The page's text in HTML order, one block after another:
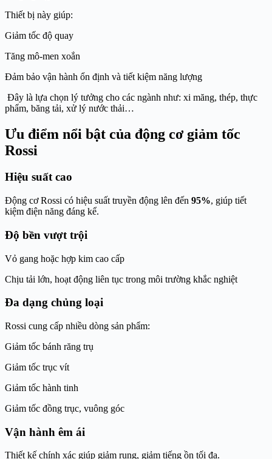
Thiết bị này giúp:
Giảm tốc độ quay
Tăng mô-men xoắn
Đảm bảo vận hành ổn định và tiết kiệm năng lượng
Đây là lựa chọn lý tưởng cho các ngành như: xi măng, thép, thực
phẩm, băng tải, xử lý nước thải…
Ưu điểm nổi bật của động cơ giảm tốc
Rossi
Hiệu suất cao
Động cơ Rossi có hiệu suất truyền động lên đến 95%, giúp tiết
kiệm điện năng đáng kể.
Độ bền vượt trội
Vỏ gang hoặc hợp kim cao cấp
Chịu tải lớn, hoạt động liên tục trong môi trường khắc nghiệt
Đa dạng chủng loại
Rossi cung cấp nhiều dòng sản phẩm:
Giảm tốc bánh răng trụ
Giảm tốc trục vít
Giảm tốc hành tinh
Giảm tốc đồng trục, vuông góc
Vận hành êm ái
Thiết kế chính xác giúp giảm rung, giảm tiếng ồn tối đa.